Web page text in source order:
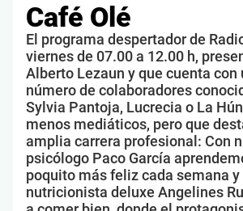
Café Olé
El programa despertador de
viernes de 07.00 a 12.00 h,
Alberto Lezaun y que cuenta con
número de colaboradores
Sylvia Pantoja, Lucrecia o La
menos mediáticos, pero que
amplia carrera profesional: Con
psicólogo Paco García
poquito más feliz cada semana y
nutricionista deluxe Angelines